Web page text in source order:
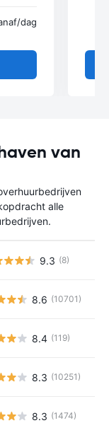
/dag
van
alle
9.3 (8)
8.6 (10701)
8.4 (119)
8.3 (10251)
8.3 (1474)